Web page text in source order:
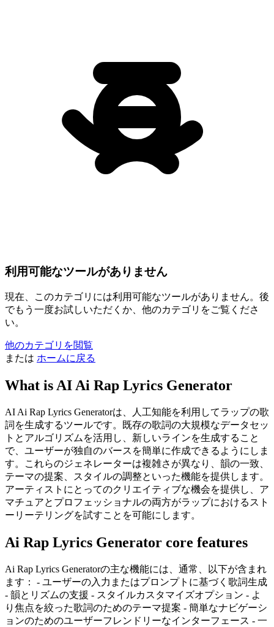
利用可能なツールがありません
現在、このカテゴリには利用可能なツールがありません。後
でもう一度お試しいただくか、他のカテゴリをご覧くださ
い。
他のカテゴリを閲覧
または ホームに戻る
What is AI Ai Rap Lyrics Generator
AI Ai Rap Lyrics Generatorは、人工知能を利用してラップの歌
詞を生成するツールです。既存の歌詞の大規模なデータセッ
トとアルゴリズムを活用し、新しいラインを生成すること
で、ユーザーが独自のバースを簡単に作成できるようにしま
す。これらのジェネレーターは複雑さが異なり、韻の一致、
テーマの提案、スタイルの調整といった機能を提供します。
アーティストにとってのクリエイティブな機会を提供し、ア
マチュアとプロフェッショナルの両方がラップにおけるスト
ーリーテリングを試すことを可能にします。
Ai Rap Lyrics Generator core features
Ai Rap Lyrics Generatorの主な機能には、通常、以下が含まれ
ます： - ユーザーの入力またはプロンプトに基づく歌詞生成
- 韻とリズムの支援 - スタイルカスタマイズオプション - よ
り焦点を絞った歌詞のためのテーマ提案 - 簡単なナビゲーシ
ョンのためのユーザーフレンドリーなインターフェース - 一